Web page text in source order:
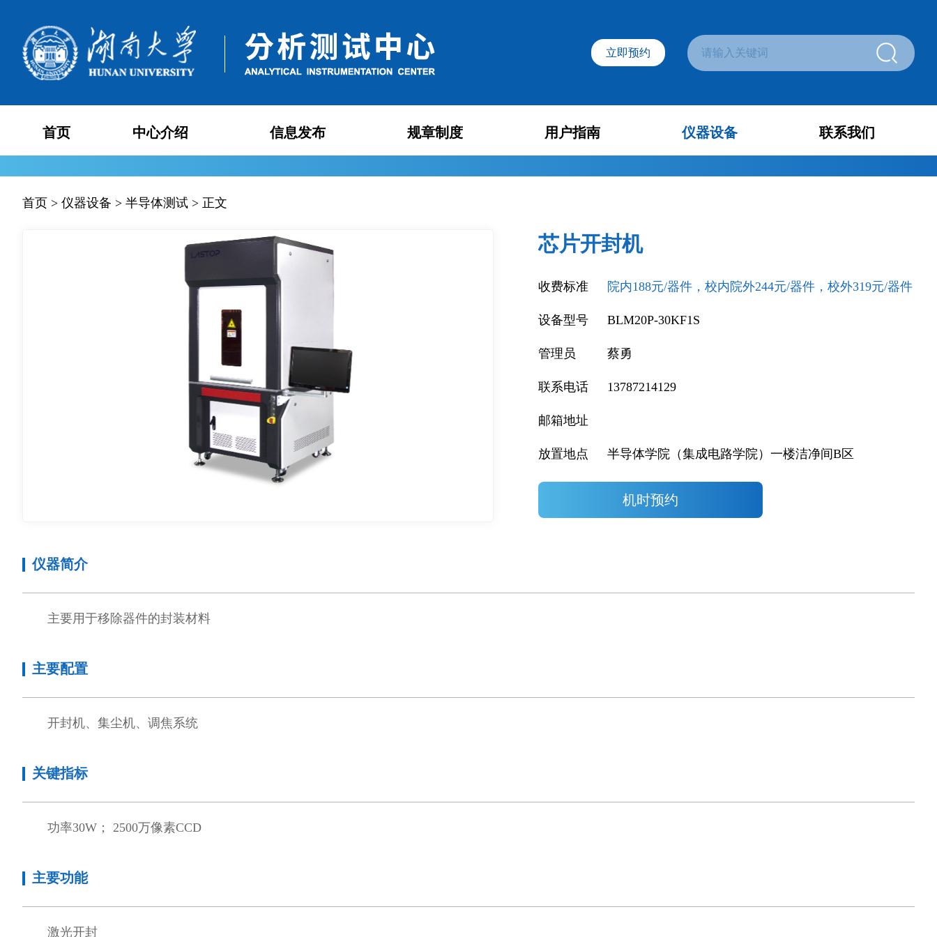
立即预约
首页 中心介绍
中心简介
信息发布
中心动态
规章制度
学校相关制度
用户指南 仪器设备
电子显微镜 X射线衍射与成像 光谱分析
样品制备与处理 环境监测
联系我们
联系我们
首页 > 仪器设备 > 半导体测试 > 正文
芯片开封机
收费标准 院内188元/器件，校内院外244元/器件，校外319元/器件
设备型号 BLM20P-30KF1S
管理员 蔡勇
联系电话 13787214129
邮箱地址
放置地点 半导体学院（集成电路学院）一楼洁净间B区
机时预约
仪器简介
主要用于移除器件的封装材料
主要配置
开封机、集尘机、调焦系统
关键指标
功率30W； 2500万像素CCD
主要功能
激光开封